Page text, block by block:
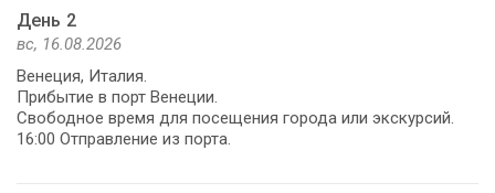
День 2
вс, 16.08.2026
Венеция, Италия.
Прибытие в порт Венеции.
Свободное время для посещения города или экскурсий.
16:00 Отправление из порта.